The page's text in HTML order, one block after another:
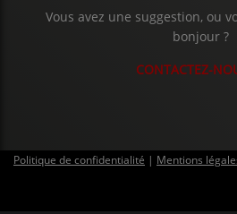
L'ŒIL DE L'OIE | PRÉSENTATION
VIDÉOS | L’ŒIL DE L'OIE
PARTENAIRES
Vous avez une suggestion, ou
bonjour ?
CONTACTEZ-
Politique de confidentialité | Mentions